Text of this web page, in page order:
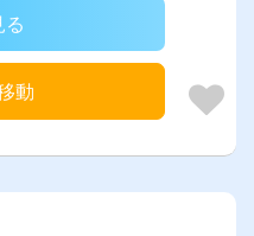
動